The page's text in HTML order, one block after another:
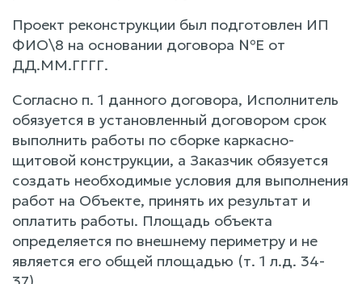
Проект реконструкции был подготовлен ИП
ФИО\8 на основании договора №Е от
ДД.ММ.ГГГГ.
Согласно п. 1 данного договора, Исполнитель
обязуется в установленный договором срок
выполнить работы по сборке каркасно-
щитовой конструкции, а Заказчик обязуется
создать необходимые условия для выполнения
работ на Объекте, принять их результат и
оплатить работы. Площадь объекта
определяется по внешнему периметру и не
является его общей площадью (т. 1 л.д. 34-